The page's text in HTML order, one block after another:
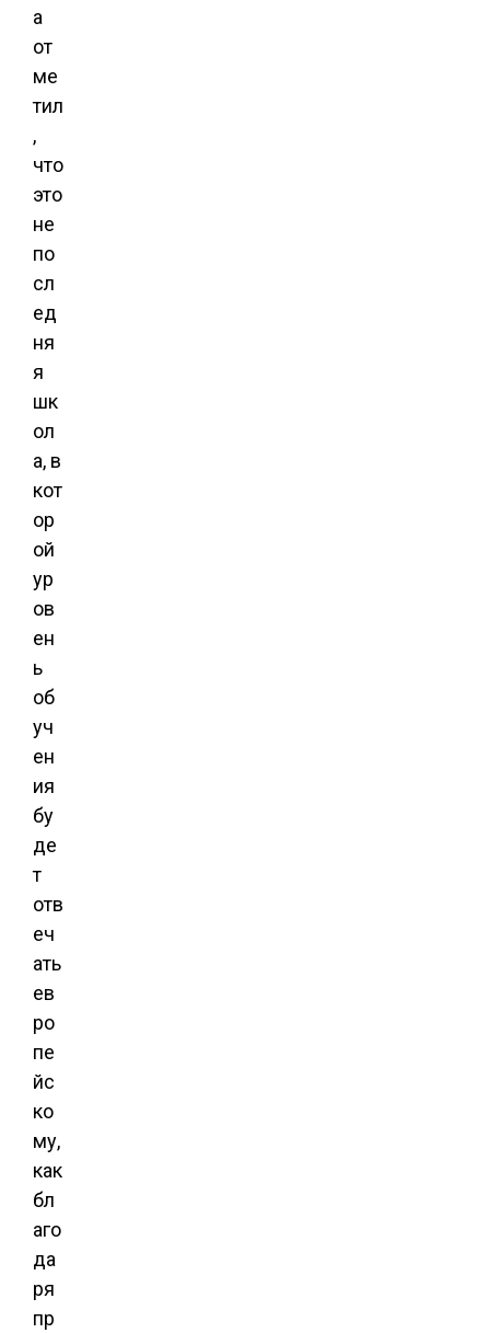
а
от
ме
тил
,
что
это
не
по
сл
ед
ня
я
шк
ол
а, в
кот
ор
ой
ур
ов
ен
ь
об
уч
ен
ия
бу
де
т
отв
еч
ать
ев
ро
пе
йс
ко
му,
как
бл
аго
да
ря
пр